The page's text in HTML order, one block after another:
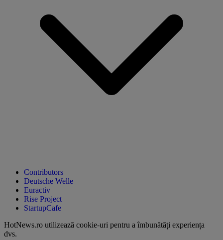
Contributors
Deutsche Welle
Euractiv
Rise Project
StartupCafe
HotNews.ro utilizează cookie-uri pentru a îmbunătăți experiența
dvs.